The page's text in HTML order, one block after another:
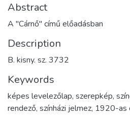
Abstract
A "Cárnő" című előadásban
Description
B. kisny. sz. 3732
Keywords
képes levelezőlap, szerepkép,
rendező, színházi jelmez, 1920-as